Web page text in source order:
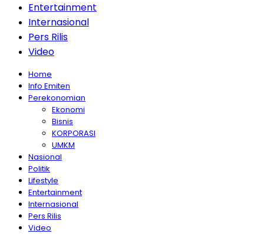
Entertainment
Internasional
Pers Rilis
Video
Home
Info Emiten
Perekonomian
Ekonomi
Bisnis
KORPORASI
UMKM
Nasional
Politik
Lifestyle
Entertainment
Internasional
Pers Rilis
Video